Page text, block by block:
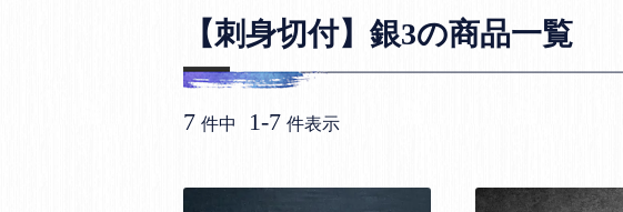
【刺身切付】銀3の商品一覧
7 件中 1-7 件表示